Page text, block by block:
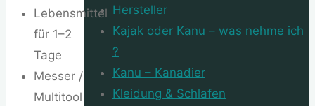
Lebensmittel
für 1–2
Tage
Messer /
Multitool
Hersteller
Kajak oder Kanu – was nehme ich
?
Kanu – Kanadier
Kleidung & Schlafen